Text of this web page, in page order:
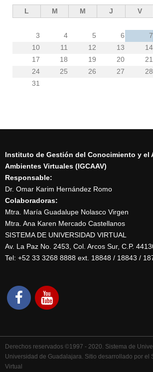
L M M J V
3
4 5 6 7
10
11 12 13 14
17
18 19 20 21
24
25 26 27 28
31
Instituto de Gestión del Conocimiento y el
Ambientes Virtuales (IGCAAV)
Responsable:
Dr. Omar Karim Hernández Romo
Colaboradoras:
Mtra. María Guadalupe Nolasco Virgen
Mtra. Ana Karen Mercado Castellanos
SISTEMA DE UNIVERSIDAD VIRTUAL
Av. La Paz No. 2453, Col. Arcos Sur, C.P.
Tel: +52 33 3268 8888‏ ext. 18848 / 18843 /
Derechos reservados ©1997 - 2020. Sistema de
Universidad de Guadalajara. Sitio desarrollado por el
Virtual